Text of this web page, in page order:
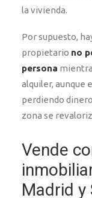
la vivienda.
Por supuesto,
propietario no
persona
alquiler, aunque
perdiendo
zona se
Vende
Madrid y